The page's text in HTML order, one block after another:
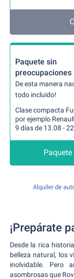
Paquete sin
preocupaciones
De esta manera
todo incluido!
Clase compacta
por ejemplo
9 días de 13.08 -
Alquiler de
¡Prepárate
Desde la rica
belleza natural, los
inolvidable. Pero
asombrosas que